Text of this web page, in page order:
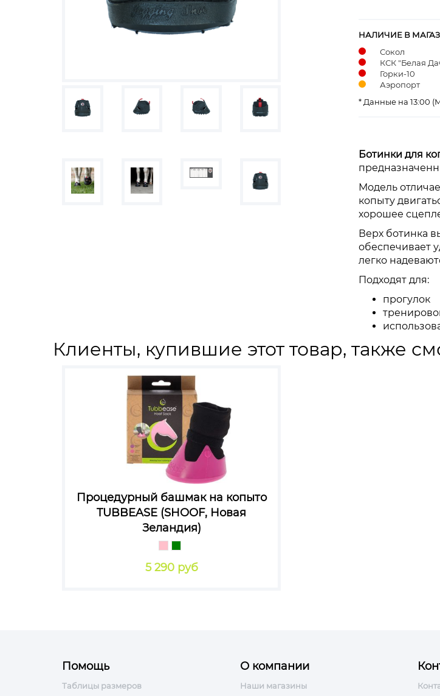
НАЛИЧИЕ В
Сокол
КСК "Белая
Горки-10
Аэропорт
* Данные на 13:00
Ботинки для
Модель
копыту
хорошее
Верх ботинка
обеспечивает
легко
Подходят для:
прогулок
Клиенты, купившие этот товар, также
Процедурный башмак на копыто
TUBBEASЕ (SHOOF, Новая
Зеландия)
5 290 руб
Помощь
Таблицы размеров
О компании
Наши магазины